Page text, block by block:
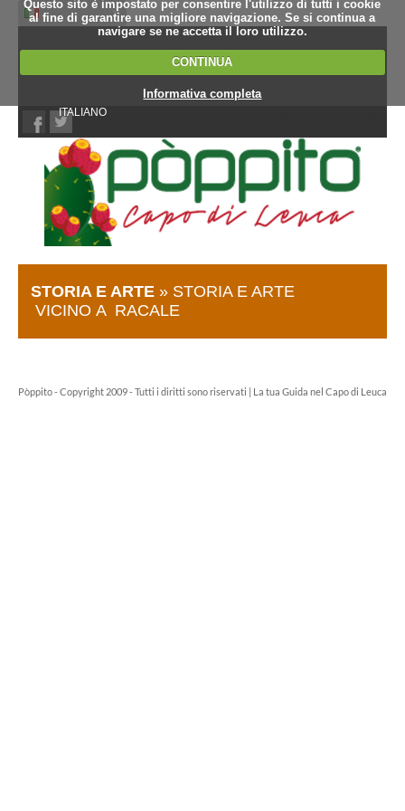
Questo sito è impostato per consentire l'utilizzo di tutti i cookie
al fine di garantire una migliore navigazione. Se si continua a
navigare se ne accetta il loro utilizzo.
CONTINUA
Informativa completa
ITALIANO
STORIA E ARTE» STORIA E ARTE
VICINO A RACALE
Pòppito - Copyright 2009 - Tutti i diritti sono riservati | La tua Guida nel Capo di Leuca